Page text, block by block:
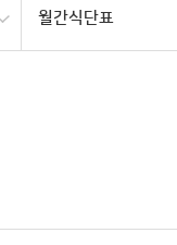
월간식단표